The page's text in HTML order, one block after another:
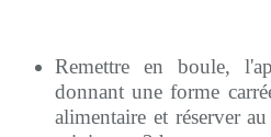
Remettre en boule,
donnant une forme
alimentaire et réserver